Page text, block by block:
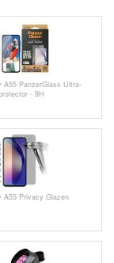
A55 PanzerGlass Ultra-
- 9H
A55 Privacy Glazen